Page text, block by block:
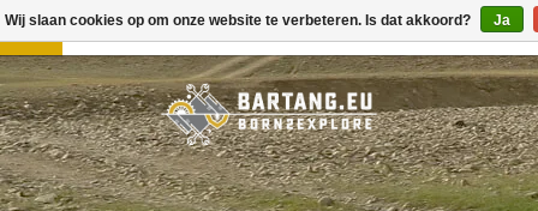
Toggle
navigation
Wij slaan cookies op om onze website te verbeteren. Is dat akkoord? Ja